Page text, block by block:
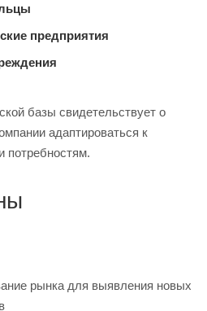
предприятия
базы свидетельствует о
адаптироваться к
потребностям.
рынка для выявления новых